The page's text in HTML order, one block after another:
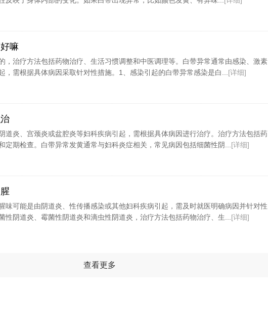
嘛
，治疗方法包括药物治疗、生活习惯调整和中医调理等。白带异常通常由感染、激素
，需根据具体病因采取针对性措施。1、感染引起的白带异常感染是白... [详细]
道炎、宫颈炎或盆腔炎等妇科疾病引起，需根据具体病因进行治疗。治疗方法包括药
定期检查。白带异常发黄通常与妇科炎症相关，常见病因包括细菌性阴... [详细]
味可能是由阴道炎、性传播感染或其他妇科疾病引起，需及时就医明确病因并针对性
性阴道炎、霉菌性阴道炎和滴虫性阴道炎，治疗方法包括药物治疗、生... [详细]
查看更多